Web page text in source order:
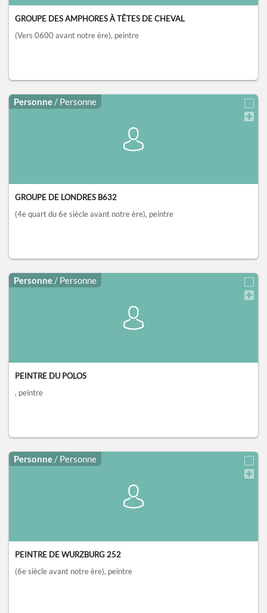
GROUPE DES AMPHORES À TÊTES DE CHEVAL
(Vers 0600 avant notre ère), peintre
Personne / Personne
GROUPE DE LONDRES B632
(4e quart du 6e siècle avant notre ère), peintre
Personne / Personne
PEINTRE DU POLOS
, peintre
Personne / Personne
PEINTRE DE WURZBURG 252
(6e siècle avant notre ère), peintre